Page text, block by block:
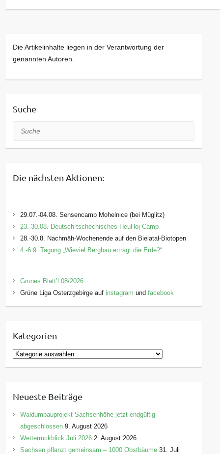
(Einzeltermine)
Alte Straße 13, 01744 Dippoldiswalde, OT
E-Mail:bildung@lpv-osterzgebirge.de
Die Artikelinhalte liegen in der Verantwortung der
genannten Autoren.
Suche
Suche
Die nächsten Aktionen:
29.07.-04.08. Sensencamp Mohelnice (bei Müglitz)
23.-30.08. Deutsch-tschechisches HeuHoj-Camp
28.-30.8. Nachmäh-Wochenende auf den Bielatal-Biotopen
4.-6.9. Tagung „Wieviel Bergbau erträgt die Erde?“
Grünes Blätt’l 08/2026
Grüne Liga Osterzgebirge auf instagram undfacebook
Kategorien
K
a
g
o
i
e
Neueste Beiträge
Waldumbauprojekt Sachsenhöhe jetzt endgültig
abgeschlossen 9. August 2026
Wetterrückblick Juli 2026 2. August 2026
Sachsen pflanzt gemeinsam – 1000 Obstbäume 31. Juli